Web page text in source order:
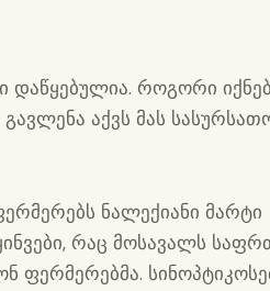
დაწყებულია. როგორი
აქვს მას
ნალექიანი მარტი
რაც მოსავალს
ფერმერებმა.